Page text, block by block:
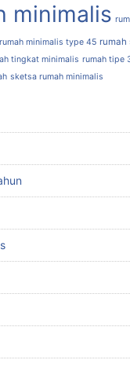
minimalis
rumah minimalis type 45 rumah
tingkat minimalis rumah tipe
sketsa rumah minimalis